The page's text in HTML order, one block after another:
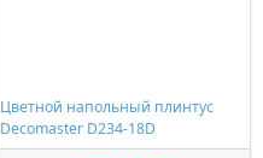
Цветной напольный плинтус
Decomaster D234-18D